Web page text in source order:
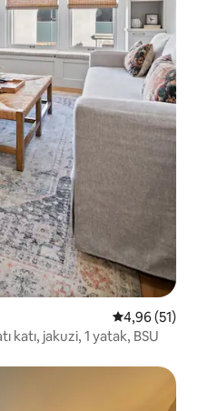
5 üzerinden
4,96 (51)
katı, jakuzi, 1 yatak, BSU